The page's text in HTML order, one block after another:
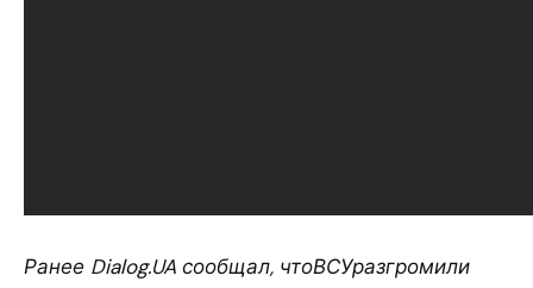
Ранее Dialog.UA сообщал, чтоВСУразгромили